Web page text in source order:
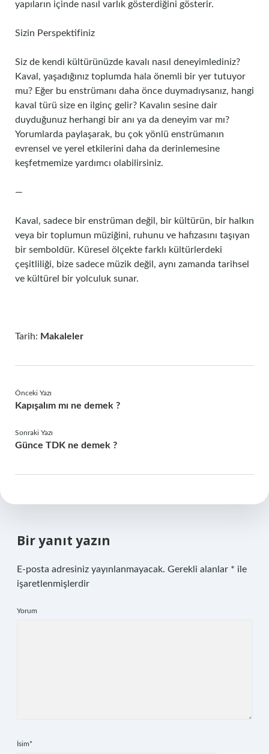
yapıların içinde nasıl varlık gösterdiğini gösterir.
Sizin Perspektifiniz
Siz de kendi kültürünüzde kavalı nasıl deneyimlediniz?
Kaval, yaşadığınız toplumda hala önemli bir yer tutuyor
mu? Eğer bu enstrümanı daha önce duymadıysanız, hangi
kaval türü size en ilginç gelir? Kavalın sesine dair
duyduğunuz herhangi bir anı ya da deneyim var mı?
Yorumlarda paylaşarak, bu çok yönlü enstrümanın
evrensel ve yerel etkilerini daha da derinlemesine
keşfetmemize yardımcı olabilirsiniz.
—
Kaval, sadece bir enstrüman değil, bir kültürün, bir halkın
veya bir toplumun müziğini, ruhunu ve hafızasını taşıyan
bir semboldür. Küresel ölçekte farklı kültürlerdeki
çeşitliliği, bize sadece müzik değil, aynı zamanda tarihsel
ve kültürel bir yolculuk sunar.
Tarih: Makaleler
Önceki Yazı
Kapışalım mı ne demek ?
Sonraki Yazı
Günce TDK ne demek ?
Bir yanıt yazın
E-posta adresiniz yayınlanmayacak. Gerekli alanlar * ile
işaretlenmişlerdir
Yorum
İsim*